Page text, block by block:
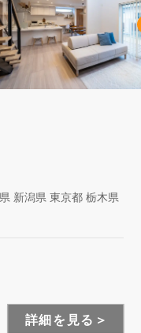
新潟県 東京都 栃木県
詳細を見る＞